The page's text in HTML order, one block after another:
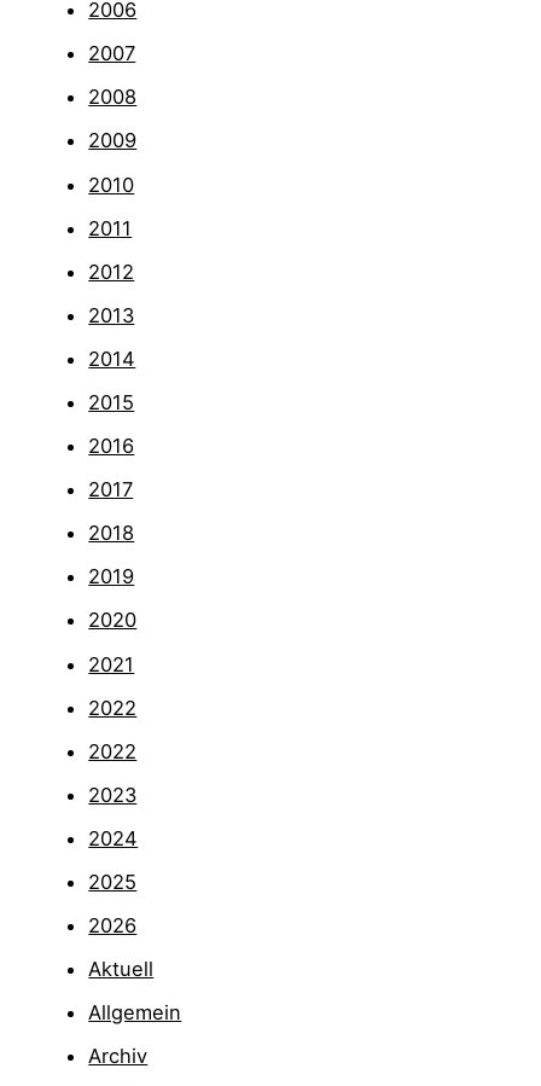
2006
2007
2008
2009
2010
2011
2012
2013
2014
2015
2016
2017
2018
2019
2020
2021
2022
2022
2023
2024
2025
2026
Aktuell
Allgemein
Archiv